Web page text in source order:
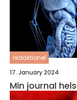
redaktionel
17. January 2024
Min journal